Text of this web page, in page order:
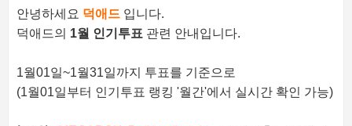
안녕하세요 덕애드 입니다.
덕애드의 1월 인기투표 관련 안내입니다.
1월01일~1월31일까지 투표를 기준으로
(1월01일부터 인기투표 랭킹 '월간'에서 실시간 확인 가능)